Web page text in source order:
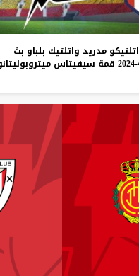
اتلتيكو مدريد واتلتيك بلباو بث
قمة سيفيتاس